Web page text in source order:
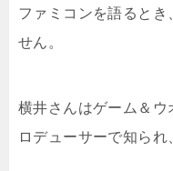
ファミコンを語るとき
せん。
横井さんはゲーム＆
ロデューサーで知られ